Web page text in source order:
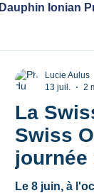
Dauphin Ionian
La
Swiss
journée
de
Le 8 juin, à
Lucie Aulus
13 juil.
2